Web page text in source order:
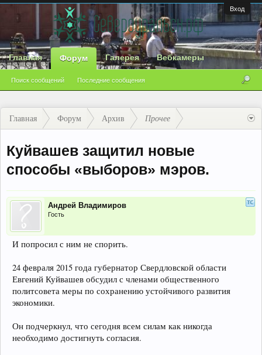
Вход
Главная Форум
Поиск сообщений Последние сообщения
Галерея Вебкамеры
Главная Форум Архив Прочее
Куйвашев защитил новые
способы «выборов» мэров.
Андрей Владимиров
Гость
И попросил с ним не спорить.
24 февраля 2015 года губернатор Свердловской области
Евгений Куйвашев обсудил с членами общественного
политсовета меры по сохранению устойчивого развития
экономики.
Он подчеркнул, что сегодня всем силам как никогда
необходимо достигнуть согласия.